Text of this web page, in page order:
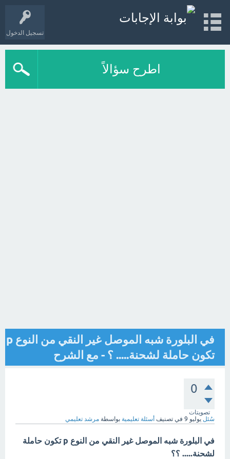
تسجيل الدخول
اطرح سؤالاً
في البلورة شبه الموصل غير النقي من النوع p
تكون حاملة لشحنة..... ؟ - مع الشرح
0
تصويتات
سُئل يوليو 9 في تصنيف أسئلة تعليمية بواسطة مرشد تعليمي
في البلورة شبه الموصل غير النقي من النوع p تكون حاملة
لشحنة..... ؟؟